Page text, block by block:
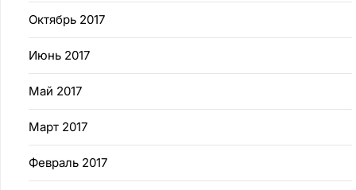
Октябрь 2017
Июнь 2017
Май 2017
Март 2017
Февраль 2017